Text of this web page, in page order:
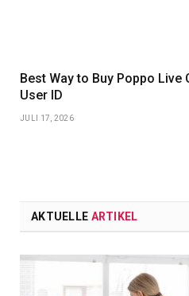
Best Way to Buy Poppo Live
User ID
JULI 17, 2026
AKTUELLE ARTIKEL